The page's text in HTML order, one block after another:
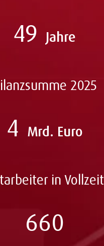
49 Jahre
2025
4 Mrd. Euro
in Vollzeit
660